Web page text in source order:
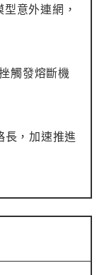
意外連網，
觸發熔斷機
，加速推進